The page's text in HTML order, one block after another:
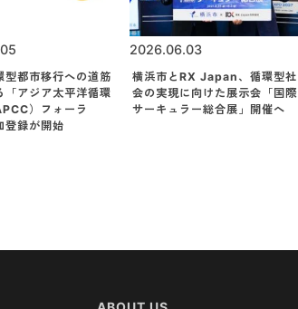
型都市移行への道筋
「アジア太平洋循環
）フォーラ
登録が開始
2026.06.03
横浜市とRX Japan、循環型社
会の実現に向けた展示会「国際
サーキュラー総合展」開催へ